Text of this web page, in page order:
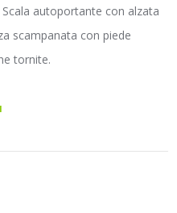
autoportante con alzata
scampanata con piede
tornite.